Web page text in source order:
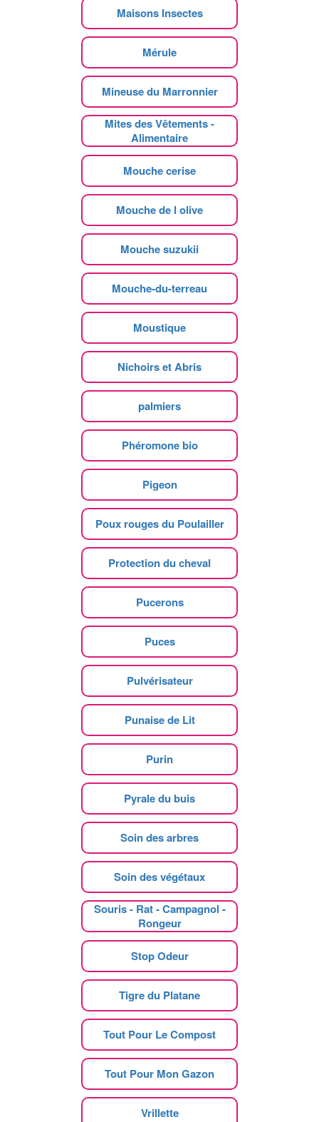
Maisons Insectes
Mérule
Mineuse du Marronnier
Mites des Vêtements -
Alimentaire
Mouche cerise
Mouche de l olive
Mouche suzukii
Mouche-du-terreau
Moustique
Nichoirs et Abris
palmiers
Phéromone bio
Pigeon
Poux rouges du Poulailler
Protection du cheval
Pucerons
Puces
Pulvérisateur
Punaise de Lit
Purin
Pyrale du buis
Soin des arbres
Soin des végétaux
Souris - Rat - Campagnol -
Rongeur
Stop Odeur
Tigre du Platane
Tout Pour Le Compost
Tout Pour Mon Gazon
Vrillette